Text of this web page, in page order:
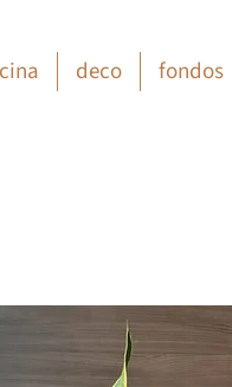
deco fondos